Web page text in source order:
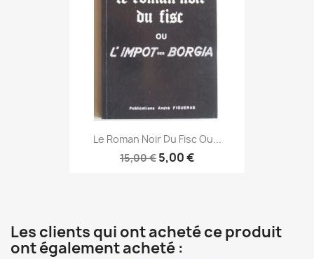
Le Roman Noir Du Fisc Ou...
15,00 € 5,00 €
Les clients qui ont acheté ce produit
ont également acheté :